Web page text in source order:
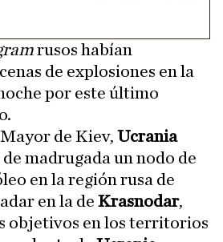
rusos habían
de explosiones en la
por este último
de Kiev, Ucrania
madrugada un nodo de
en la región rusa de
en la de Krasnodar,
objetivos en los territorios